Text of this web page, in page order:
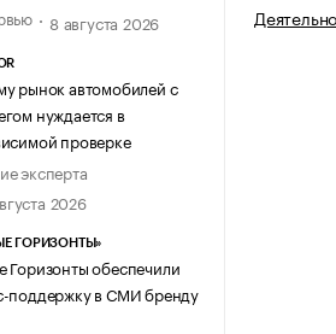
8 августа 2026
рынок автомобилей с
нуждается в
проверке
эксперта
2026
ГОРИЗОНТЫ»
Горизонты обеспечили
поддержку в СМИ бренду